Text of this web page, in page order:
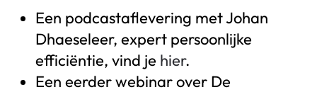
Een podcastaflevering met Johan
Dhaeseleer, expert persoonlijke
efficiëntie, vind je hier.
Een eerder webinar over De